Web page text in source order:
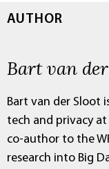
AUTHOR
Bart van
Bart van der Sloot
tech and privacy at
co-author to the
research into Big